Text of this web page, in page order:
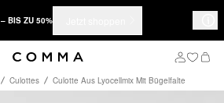
– BIS ZU 50%
Culottes Culotte Aus Lyocellmix Mit Bügelfalte